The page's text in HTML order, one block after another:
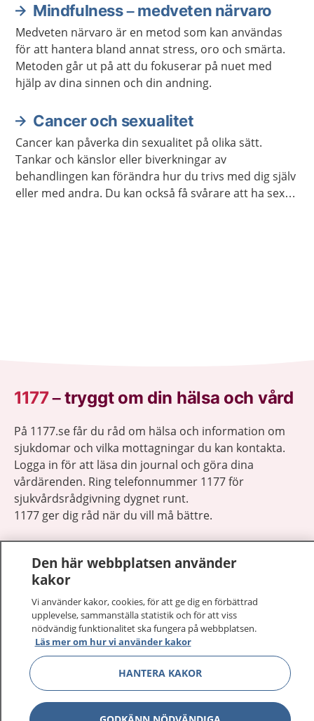
Mindfulness – medveten närvaro
Medveten närvaro är en metod som kan användas
för att hantera bland annat stress, oro och smärta.
Metoden går ut på att du fokuserar på nuet med
hjälp av dina sinnen och din andning.
Cancer och sexualitet
Cancer kan påverka din sexualitet på olika sätt.
Tankar och känslor eller biverkningar av
behandlingen kan förändra hur du trivs med dig själv
eller med andra. Du kan också få svårare att ha sex
1177–tryggt om din hälsa och vård
På 1177.se får du råd om hälsa och information om
sjukdomar och vilka mottagningar du kan kontakta.
Logga in för att läsa din journal och göra dina
vårdärenden. Ring telefonnummer 1177 för
sjukvårdsrådgivning dygnet runt.
1177 ger dig råd när du vill må bättre.
1177 på flera språk
Om 1177
Kontakt Visa
Den här webbplatsen använder
kakor
Vi använder kakor, cookies, för att ge dig en förbättrad
upplevelse, sammanställa statistik och för att viss
nödvändig funktionalitet ska fungera på webbplatsen.
Läs mer om hur vi använder kakor
HANTERA KAKOR